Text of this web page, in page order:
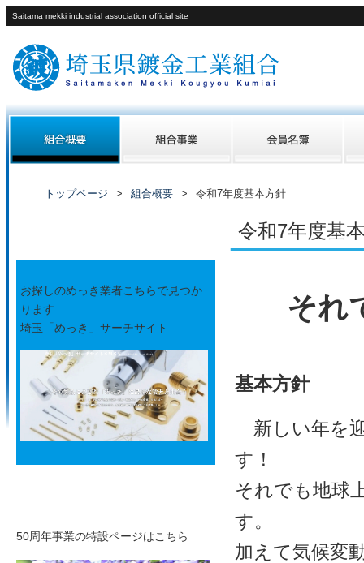
Saitama mekki industrial association official site
トップページ 組合概要 令和7年度基本方針
令和7年度基
それ
基本方針
新しい年を
それでも地球
加えて気候変
お探しのめっき業者こちらで見つか
ります
埼玉「めっき」サーチサイト
50周年事業の特設ページはこちら